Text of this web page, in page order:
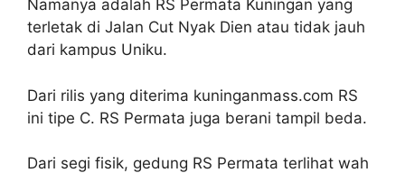
Namanya adalah RS Permata Kuningan yang
terletak di Jalan Cut Nyak Dien atau tidak jauh
dari kampus Uniku.
Dari rilis yang diterima kuninganmass.com RS
ini tipe C. RS Permata juga berani tampil beda.
Dari segi fisik, gedung RS Permata terlihat wah